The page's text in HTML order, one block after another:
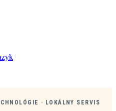
· LOKÁLNY SERVIS